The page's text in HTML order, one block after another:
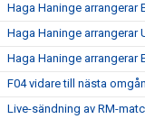
Haga Haninge arrangerar
Haga Haninge arrangerar
Haga Haninge arrangerar
F04 vidare till nästa
Live-sändning av RM-